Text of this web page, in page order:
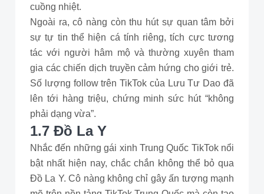
cuồng nhiệt.
Ngoài ra, cô nàng còn thu hút sự quan tâm bởi
sự tự tin thể hiện cá tính riêng, tích cực tương
tác với người hâm mộ và thường xuyên tham
gia các chiến dịch truyền cảm hứng cho giới trẻ.
Số lượng follow trên TikTok của Lưu Tư Dao đã
lên tới hàng triệu, chứng minh sức hút “không
phải dạng vừa”.
1.7 Đồ La Y
Nhắc đến những gái xinh Trung Quốc TikTok nổi
bật nhất hiện nay, chắc chắn không thể bỏ qua
Đồ La Y. Cô nàng không chỉ gây ấn tượng mạnh